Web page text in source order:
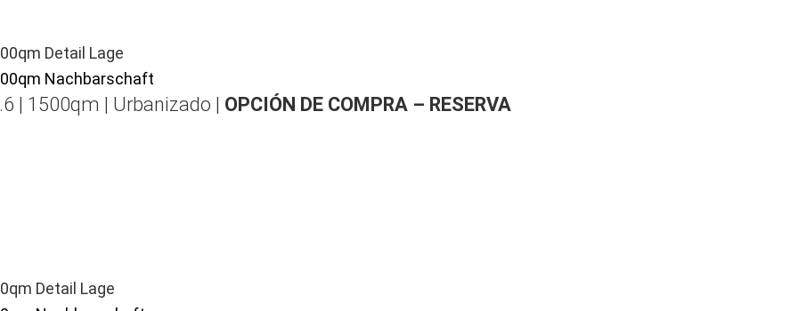
| 1500qm | Urbanizado | OPCIÓN DE COMPRA – RESERVA